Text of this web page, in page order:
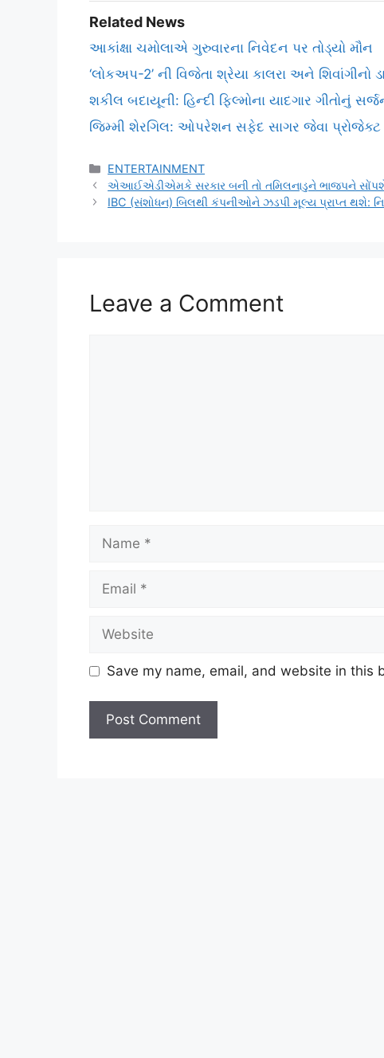
Related News
આકાંક્ષા ચમોલાએ ગુરુવારના નિવેદન પર તોડ્યો મૌન
‘લોકઅપ-2’ ની વિજેતા શ્રેયા કાલરા અને શિવાંગીનો
શકીલ બદાયૂની: હિન્દી ફિલ્મોના યાદગાર ગીતોનું
જિમ્મી શેરગિલ: ઓપરેશન સફેદ સાગર જેવા
Categories
ENTERTAINMENT
એઆઈએડીએમકે સરકાર બની તો તમિલનાડુને ભાજપને
IBC (સંશોધન) બિલથી કંપનીઓને ઝડપી મૂલ્ય પ્રાપ્ત થશે:
Leave a Comment
Save my name, email, and website in this